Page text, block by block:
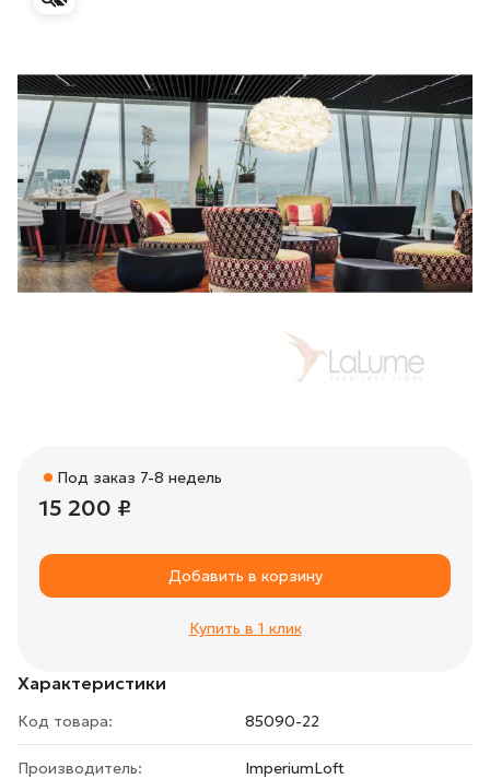
Характеристики
Код товара: 85090-22
Производитель: ImperiumLoft
Под заказ 7-8 недель
15 200 ₽
Добавить в корзину
Купить в 1 клик